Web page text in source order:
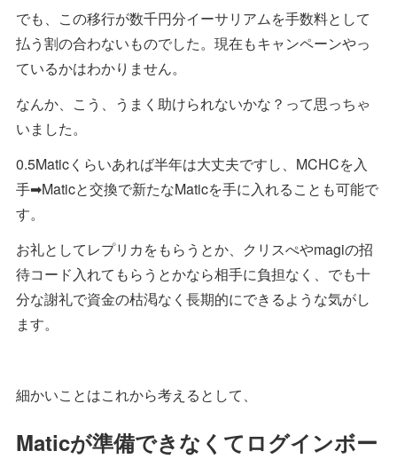
でも、この移行が数千円分イーサリアムを手数料として
払う割の合わないものでした。現在もキャンペーンやっ
ているかはわかりません。
なんか、こう、うまく助けられないかな？って思っちゃ
いました。
0.5Maticくらいあれば半年は大丈夫ですし、MCHCを入
手➡Maticと交換で新たなMaticを手に入れることも可能で
す。
お礼としてレプリカをもらうとか、クリスぺやmagiの招
待コード入れてもらうとかなら相手に負担なく、でも十
分な謝礼で資金の枯渇なく長期的にできるような気がし
ます。
細かいことはこれから考えるとして、
Maticが準備できなくてログインボー